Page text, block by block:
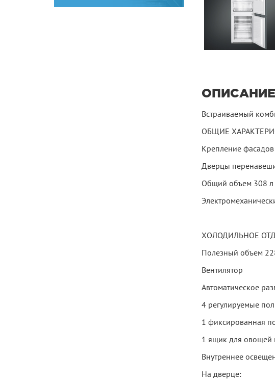
ОПИСАНИЕ
Встраиваемый
ОБЩИЕ
Крепление
Дверцы
Общий объем 308 л
ХОЛОДИЛЬНОЕ
Полезный объем
Вентилятор
Автоматическое
4 регулируемые
1 фиксированная
1 ящик для овощей
Внутреннее
На дверце: